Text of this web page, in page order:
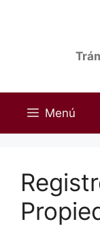
Menú